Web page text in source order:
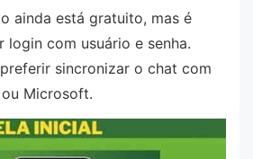
ainda está gratuito, mas é
login com usuário e senha.
sincronizar o chat com
Microsoft.